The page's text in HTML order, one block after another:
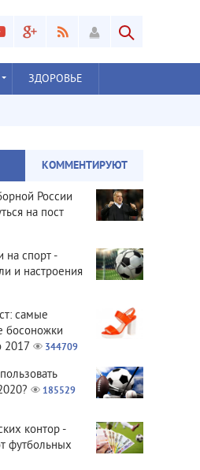
ЗДОРОВЬЕ
КОММЕНТИРУЮТ
России
на пост
на спорт -
и настроения
самые
босоножки
2017
344709
185529
контор -
футбольных